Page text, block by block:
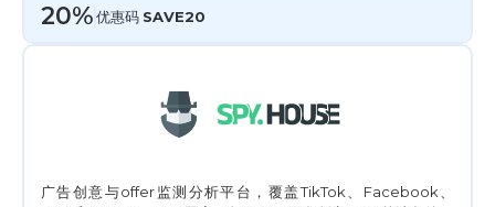
20%优惠码 SAVE20
广告创意与offer监测分析平台，覆盖TikTok、Facebook、